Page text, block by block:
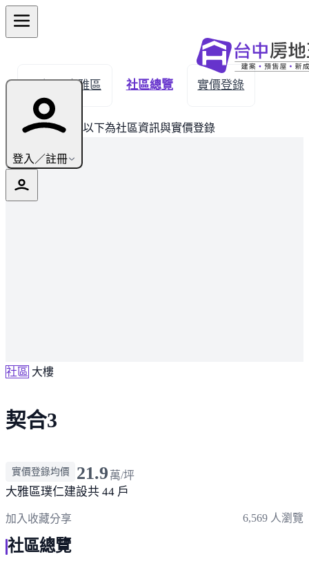
登入／註冊
← 返回大雅區 社區總覽 實價登錄
此建案已完銷，以下為社區資訊與實價登錄
社區 大樓
契合3
實價登錄均價 21.9 萬/坪
大雅區璞仁建設共 44 戶
加入收藏分享 6,569 人瀏覽
社區總覽